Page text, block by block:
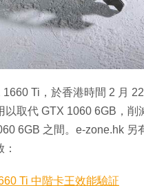
Ti，於香港時間 2 月
取代 GTX 1060 6GB，削
6GB 之間。e-zone.hk 另
Ti 中階卡王效能驗証